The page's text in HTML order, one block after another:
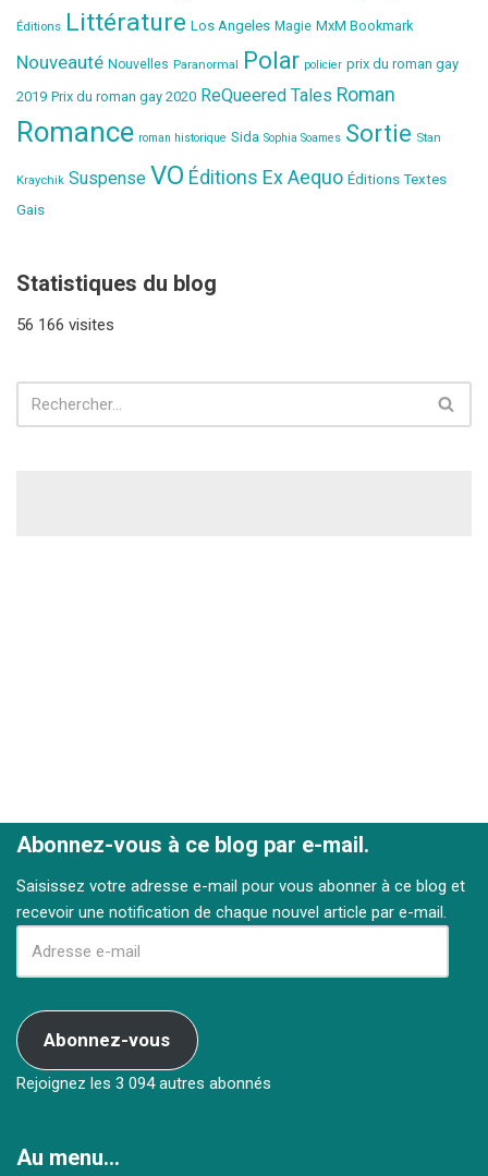
Éditions Littérature Los Angeles Magie MxM Bookmark
Nouveauté Nouvelles Paranormal Polar policier prix du roman gay
2019 Prix du roman gay 2020 ReQueered Tales Roman
Romance roman historique Sida Sophia Soames Sortie Stan
Kraychik Suspense VO Éditions Ex Aequo Éditions Textes
Gais
Statistiques du blog
56 166 visites
Abonnez-vous à ce blog par e-mail.
Saisissez votre adresse e-mail pour vous abonner à ce blog et
recevoir une notification de chaque nouvel article par e-mail.
Abonnez-vous
Rejoignez les 3 094 autres abonnés
Au menu…